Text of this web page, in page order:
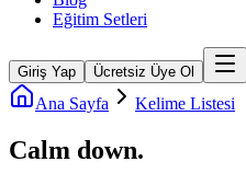
Eğitim Setleri
Giriş Yap Ücretsiz Üye Ol
Ana Sayfa Kelime Listesi
Calm down.